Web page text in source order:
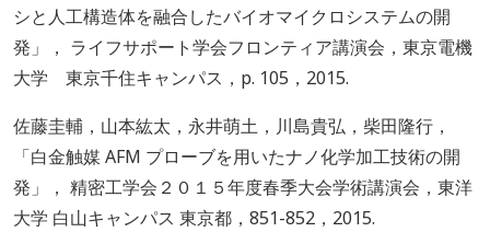
シと人工構造体を融合したバイオマイクロシステムの開
発」， ライフサポート学会フロンティア講演会，東京電機
大学 東京千住キャンパス，p. 105，2015.
佐藤圭輔，山本紘太，永井萌土，川島貴弘，柴田隆行，
「白金触媒 AFM プローブを用いたナノ化学加工技術の開
発」， 精密工学会２０１５年度春季大会学術講演会，東洋
大学 白山キャンパス 東京都，851-852，2015.